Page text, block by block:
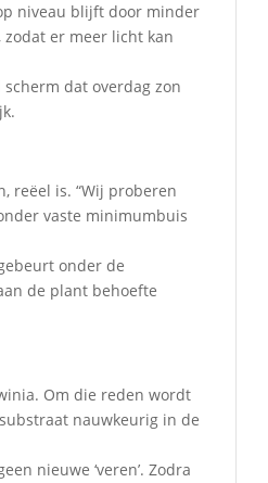
niveau blijft door minder
er meer licht kan
dat overdag zon
reëel is. “Wij proberen
vaste minimumbuis
onder de
de plant behoefte
Om die reden wordt
nauwkeurig in de
nieuwe ‘veren’. Zodra